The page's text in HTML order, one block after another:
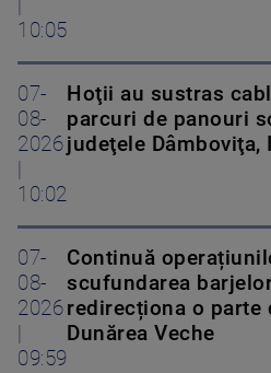
10:05
07-
08-
2026
10:02
Hoţii au sustras
parcuri de panouri
judeţele
07-
08-
2026
09:59
Continuă
scufundarea
redirecționa o parte
Dunărea Veche